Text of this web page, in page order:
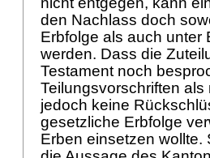
den Nachlass doch
Erbfolge als auch unter
werden. Dass die
Testament noch
Teilungsvorschriften
jedoch keine
gesetzliche Erbfolge
Erben einsetzen wollte.